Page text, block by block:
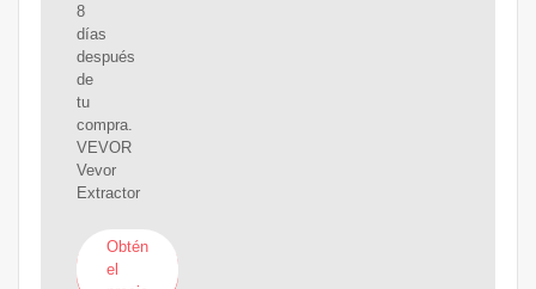
8
días
después
de
tu
compra.
VEVOR
Vevor
Extractor
Obtén
el